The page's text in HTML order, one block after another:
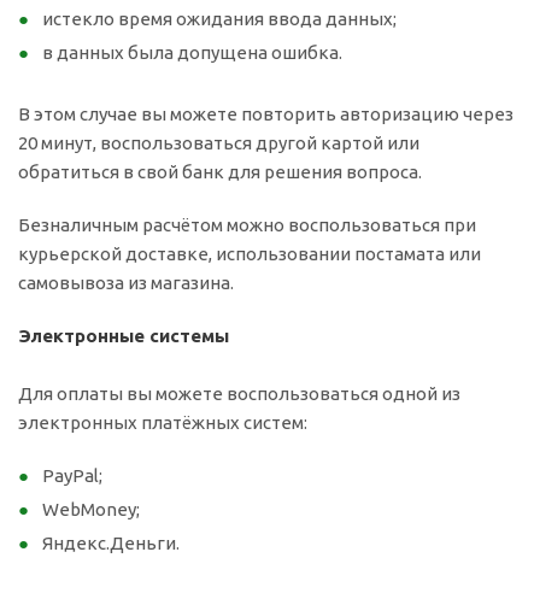
истекло время ожидания ввода данных;
в данных была допущена ошибка.
В этом случае вы можете повторить авторизацию через
20 минут, воспользоваться другой картой или
обратиться в свой банк для решения вопроса.
Безналичным расчётом можно воспользоваться при
курьерской доставке, использовании постамата или
самовывоза из магазина.
Электронные системы
Для оплаты вы можете воспользоваться одной из
электронных платёжных систем:
PayPal;
WebMoney;
Яндекс.Деньги.